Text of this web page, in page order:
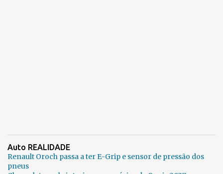
Auto REALIDADE
Renault Oroch passa a ter E-Grip e sensor de pressão dos
pneus